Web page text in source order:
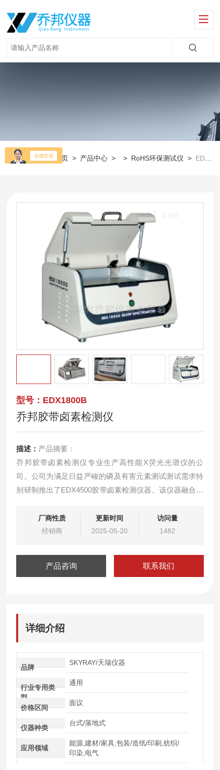
当前位置： 首页 > 产品中心 > > RoHS环保测试仪 > EDX1800B乔邦胶带卤素检测仪
型号：EDX1800B
乔邦胶带卤素检测仪
描述： 产品摘要：
乔邦胶带卤素检测仪专业生产高性能X荧光光谱仪的公
司。公司为满足日益严峻的磷及有害元素测试测试需求特
别研制推出了EDX4500胶带卤素检测仪器。该仪器融合的
系统，利用特制低能光管配合真空测试，可以有效的降低
干扰，提高轻元素分辨率，大大提高了磷及有害元素的检
厂商性质
经销商
更新时间
2025-05-20
访问量
1482
产品咨询 联系我们
详细介绍
品牌
SKYRAY/天瑞仪器
行业专用类
型
通用
价格区间
面议
仪器种类
台式/落地式
应用领域
能源,建材/家具,包装/造纸/印刷,纺织/
印染,电气